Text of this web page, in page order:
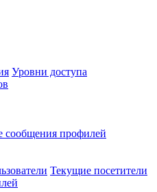
Уровни доступа
сообщения профилей
Текущие посетители